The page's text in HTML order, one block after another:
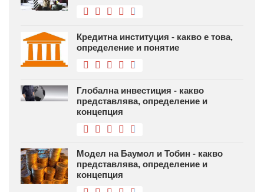
Кредитна институция - какво е това,
определение и понятие
Глобална инвестиция - какво
представлява, определение и
концепция
Модел на Баумол и Тобин - какво
представлява, определение и
концепция